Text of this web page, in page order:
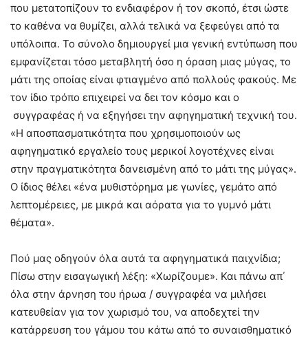
που μετατοπίζουν το ενδιαφέρον ή τον σκοπό, έτσι ώστε
το καθένα να θυμίζει, αλλά τελικά να ξεφεύγει από τα
υπόλοιπα. Το σύνολο δημιουργεί μια γενική εντύπωση που
εμφανίζεται τόσο μεταβλητή όσο η όραση μιας μύγας, το
μάτι της οποίας είναι φτιαγμένο από πολλούς φακούς. Με
τον ίδιο τρόπο επιχειρεί να δει τον κόσμο και ο
συγγραφέας ή να εξηγήσει την αφηγηματική τεχνική του.
«Η αποσπασματικότητα που χρησιμοποιούν ως
αφηγηματικό εργαλείο τους μερικοί λογοτέχνες είναι
στην πραγματικότητα δανεισμένη από το μάτι της μύγας».
Ο ίδιος θέλει «ένα μυθιστόρημα με γωνίες, γεμάτο από
λεπτομέρειες, με μικρά και αόρατα για το γυμνό μάτι
θέματα».
Πού μας οδηγούν όλα αυτά τα αφηγηματικά παιχνίδια;
Πίσω στην εισαγωγική λέξη: «Χωρίζουμε». Και πάνω απ΄
όλα στην άρνηση του ήρωα / συγγραφέα να μιλήσει
κατευθείαν για τον χωρισμό του, να αποδεχτεί την
κατάρρευση του γάμου του κάτω από το συναισθηματικό